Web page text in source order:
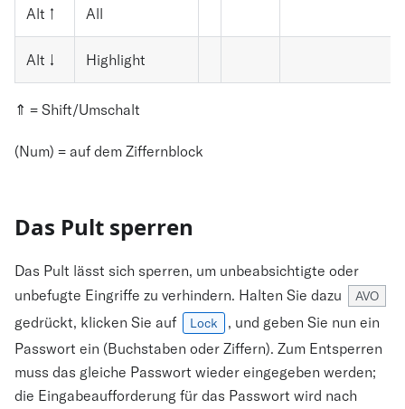
Alt ↑ All
Alt ↓ Highlight
⇑ = Shift/Umschalt
(Num) = auf dem Ziffernblock
Das Pult sperren
Das Pult lässt sich sperren, um unbeabsichtigte oder
unbefugte Eingriffe zu verhindern. Halten Sie dazu
AVO
gedrückt, klicken Sie auf Lock
, und geben Sie nun ein
Passwort ein (Buchstaben oder Ziffern). Zum Entsperren
muss das gleiche Passwort wieder eingegeben werden;
die Eingabeaufforderung für das Passwort wird nach